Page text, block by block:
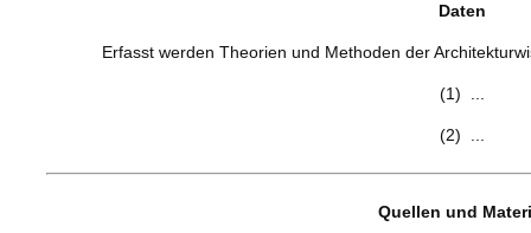
Daten
Erfasst werden Theorien und Methoden der
(1) ...
(2) ...
Quellen und